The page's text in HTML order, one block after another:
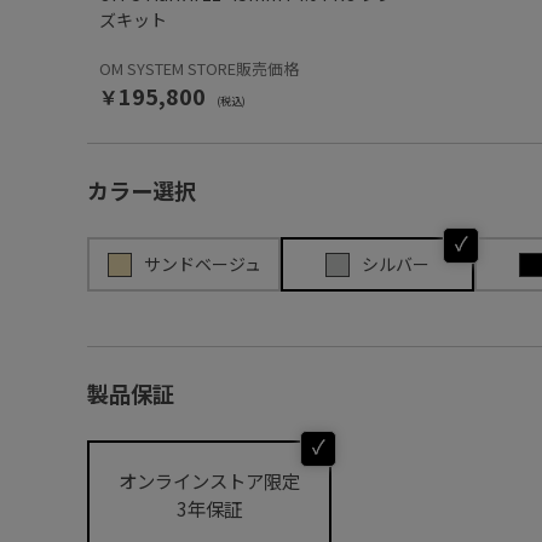
ズキット
OM SYSTEM STORE販売価格
￥195,800 (税込)
カラー選択
サンドベージュ シルバー
製品保証
オンラインストア限定
3年保証